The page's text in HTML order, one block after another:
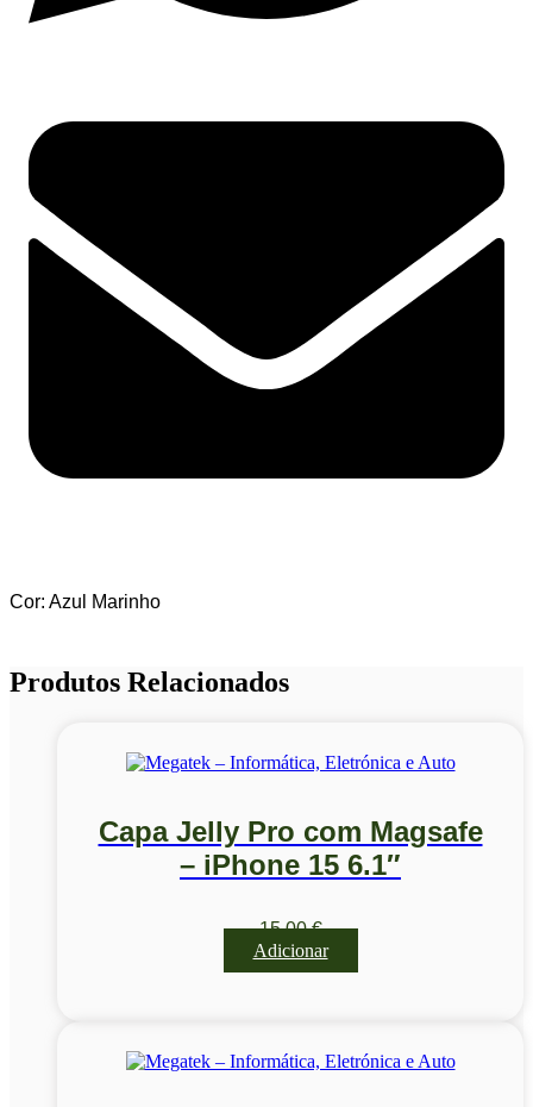
Cor: Azul Marinho
Produtos Relacionados
Capa Jelly Pro com Magsafe
– iPhone 15 6.1″
15,00€
Adicionar